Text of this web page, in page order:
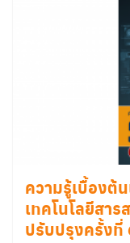
ความรู้เบื้องต้
เทคโนโลยีสา
ปรับปรุงครั้งที่